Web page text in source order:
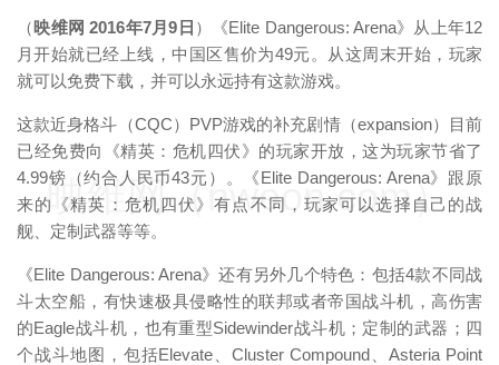
（映维网 2016年7月9日 ）《Elite Dangerous: Arena》从上年12
月开始就已经上线，中国区售价为49元。从这周末开始，玩家
就可以免费下载，并可以永远持有这款游戏。
这款近身格斗（CQC）PVP游戏的补充剧情（expansion）目前
已经免费向《精英：危机四伏》的玩家开放，这为玩家节省了
4.99镑（约合人民币43元）。《Elite Dangerous: Arena》跟原
来的《精英：危机四伏》有点不同，玩家可以选择自己的战
舰、定制武器等等。
《Elite Dangerous: Arena》还有另外几个特色：包括4款不同战
斗太空船，有快速极具侵略性的联邦或者帝国战斗机，高伤害
的Eagle战斗机，也有重型Sidewinder战斗机；定制的武器；四
个战斗地图，包括Elevate、Cluster Compound、Asteria Point
映维网（nweon.com）